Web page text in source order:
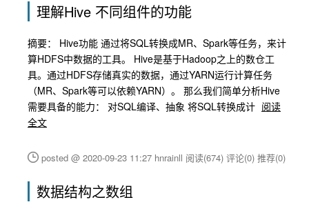
理解Hive 不同组件的功能
摘要： Hive功能 通过将SQL转换成MR、Spark等任务，来计
算HDFS中数据的工具。 Hive是基于Hadoop之上的数仓工
具。通过HDFS存储真实的数据，通过YARN运行计算任务
（MR、Spark等可以依赖YARN）。 那么我们简单分析Hive
需要具备的能力： 对SQL编译、抽象 将SQL转换成计 阅读
全文
posted @ 2020-09-23 11:27 hnrainll 阅读(674) 评论(0) 推荐(0)
数据结构之数组